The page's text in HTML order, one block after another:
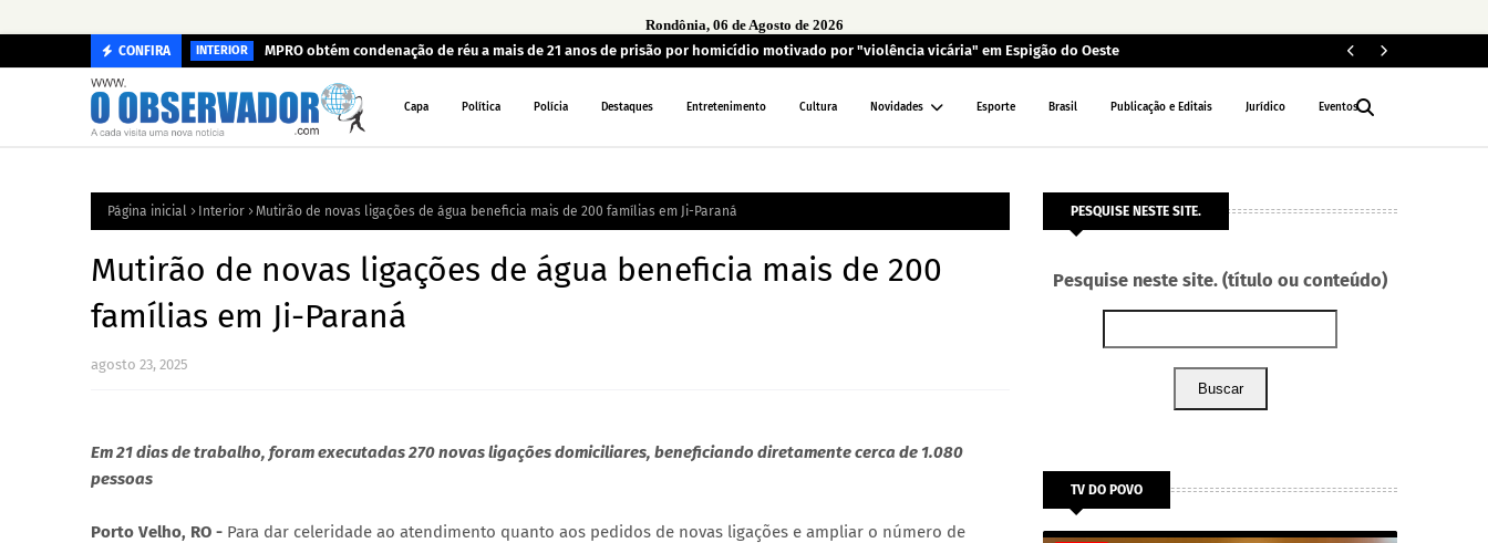
Rondônia, 06 de Agosto de 2026
CONFIRA INTERIOR MPRO obtém condenação de réu a mais de 21 anos de prisão por homicídio motivado por "violência vicária" em Espigão do Oeste
Capa Política Polícia Destaques Entretenimento Cultura Novidades Esporte Brasil Publicação e Editais Jurídico Eventos
Página inicial Interior Mutirão de novas ligações de água beneficia mais de 200 famílias em Ji-Paraná
Mutirão de novas ligações de água beneficia mais de 200
famílias em Ji-Paraná
agosto 23, 2025
Em 21 dias de trabalho, foram executadas 270 novas ligações domiciliares, beneficiando diretamente cerca de 1.080
pessoas
Porto Velho, RO - Para dar celeridade ao atendimento quanto aos pedidos de novas ligações e ampliar o número de
PESQUISE NESTE SITE.
Pesquise neste site. (título ou conteúdo)
Buscar
TV DO POVO